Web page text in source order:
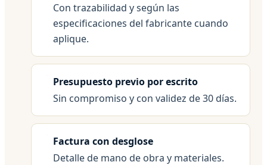
Con trazabilidad y según las
especificaciones del fabricante cuando
aplique.
Presupuesto previo por escrito
Sin compromiso y con validez de 30 días.
Factura con desglose
Detalle de mano de obra y materiales.